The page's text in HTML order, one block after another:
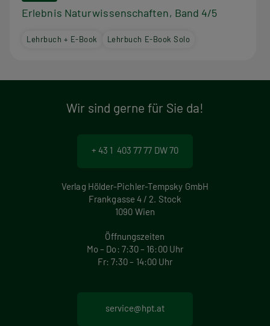
Erlebnis Naturwissenschaften, Band 4/5
Lehrbuch + E-Book Lehrbuch E-Book Solo
Wir sind gerne für Sie da!
+ 43 1 403 77 77 DW 70
Verlag Hölder-Pichler-Tempsky GmbH
Frankgasse 4 / 2. Stock
1090 Wien
Öffnungszeiten
Mo – Do: 7:30 – 16:00 Uhr
Fr: 7:30 – 14:00 Uhr
service@hpt.at